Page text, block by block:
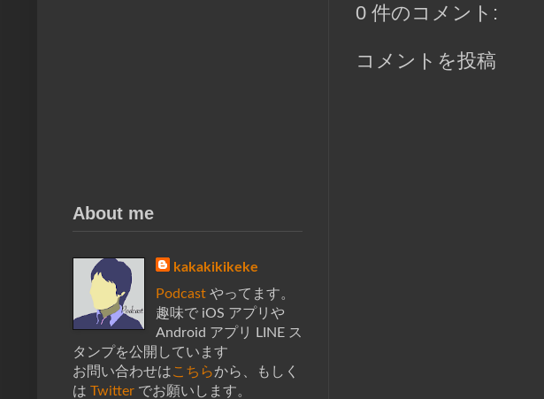
0 件のコメント:
コメントを投稿
About me
kakakikikeke
Podcast やってます。
趣味で iOS アプリや
Android アプリ LINE ス
タンプを公開しています
お問い合わせはこちらから、もしく
は Twitter でお願いします。